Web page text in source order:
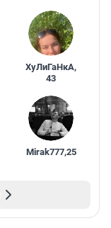
ХуЛиГаНкА,
43
Mirak777,25